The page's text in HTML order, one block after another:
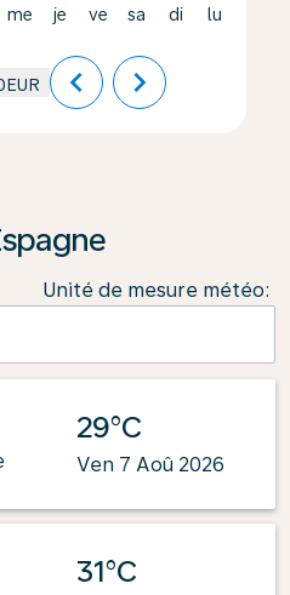
me je ve sa di lu
chevron_left chevron_right
Unité de mesure météo:
29°C
Ven 7 Aoû 2026
31°C